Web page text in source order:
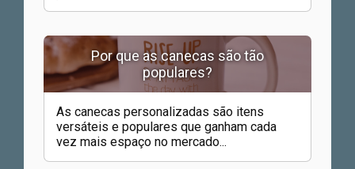
Por que as canecas são tão
populares?
As canecas personalizadas são itens
versáteis e populares que ganham cada
vez mais espaço no mercado...